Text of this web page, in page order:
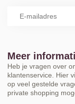
Meer
Heb je vragen over
klantenservice. Hier
op veel gestelde
private shopping